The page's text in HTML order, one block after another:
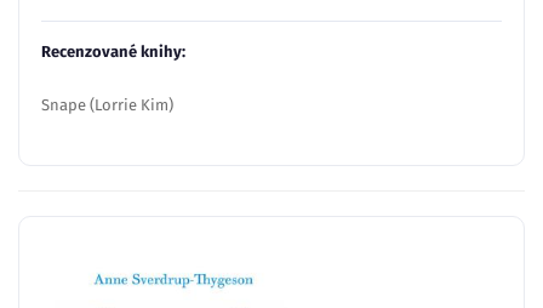
Recenzované knihy:
Snape (Lorrie Kim)